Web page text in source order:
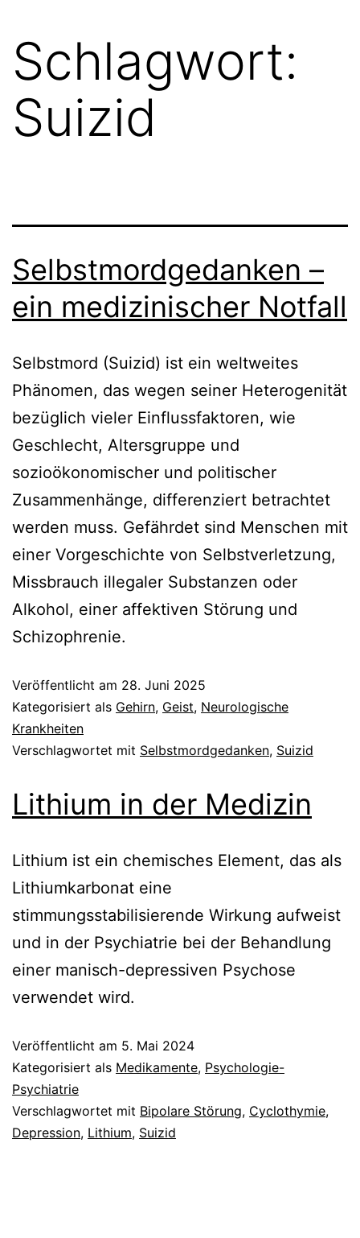
Schlagwort:
Suizid
Selbstmordgedanken –
ein medizinischer Notfall
Selbstmord (Suizid) ist ein weltweites
Phänomen, das wegen seiner Heterogenität
bezüglich vieler Einflussfaktoren, wie
Geschlecht, Altersgruppe und
sozioökonomischer und politischer
Zusammenhänge, differenziert betrachtet
werden muss. Gefährdet sind Menschen mit
einer Vorgeschichte von Selbstverletzung,
Missbrauch illegaler Substanzen oder
Alkohol, einer affektiven Störung und
Schizophrenie.
Veröffentlicht am 28. Juni 2025
Kategorisiert als Gehirn, Geist, Neurologische
Krankheiten
Verschlagwortet mit Selbstmordgedanken, Suizid
Lithium in der Medizin
Lithium ist ein chemisches Element, das als
Lithiumkarbonat eine
stimmungsstabilisierende Wirkung aufweist
und in der Psychiatrie bei der Behandlung
einer manisch-depressiven Psychose
verwendet wird.
Veröffentlicht am 5. Mai 2024
Kategorisiert als Medikamente, Psychologie-
Psychiatrie
Verschlagwortet mit Bipolare Störung, Cyclothymie,
Depression, Lithium, Suizid